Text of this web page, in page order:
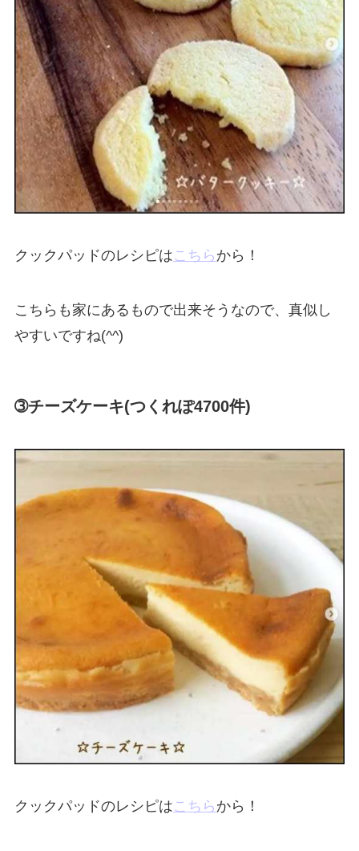
クックパッドのレシピはこちら から！
こちらも家にあるもので出来そうなので、真似し
やすいですね(^^)
➂チーズケーキ(つくれぽ4700件)
クックパッドのレシピはこちら から！